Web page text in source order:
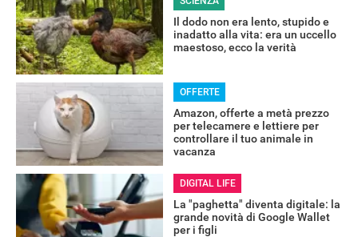
Il dodo non era lento, stupido e
inadatto alla vita: era un uccello
maestoso, ecco la verità
OFFERTE
Amazon, offerte a metà prezzo
per telecamere e lettiere per
controllare il tuo animale in
vacanza
DIGITAL LIFE
La "paghetta" diventa digitale: la
grande novità di Google Wallet
per i figli